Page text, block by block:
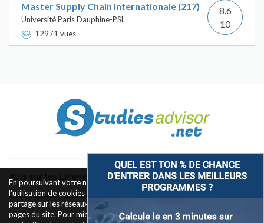
Master Supply Chain Internationale (217)
Université Paris Dauphine-PSL
12971 vues
8.6
10
Avis sur les Licences & Bachelors
Classement des Écoles
En poursuivant votre navigation sur ce site, vous acceptez
l'utilisation de cookies pour le fonctionnement des boutons de
partage sur les réseaux sociaux et la mesure d'audience des
pages du site. Pour mieux comprendre notre politique de